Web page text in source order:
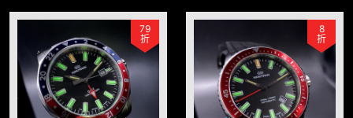
79
折
8
折